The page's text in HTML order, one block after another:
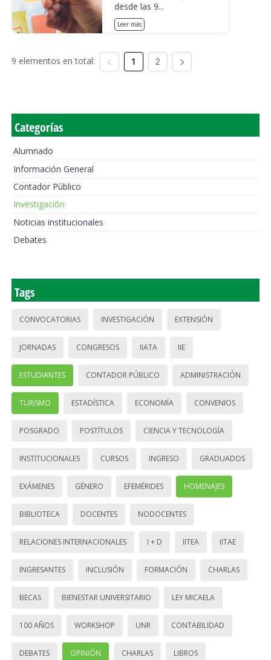
desde las 9...
Leer más
9 elementos en total: 1 2
Categorías
Alumnado
Información General
Contador Público
Investigación
Noticias institucionales
Debates
Tags
CONVOCATORIAS INVESTIGACIÓN EXTENSIÓN
JORNADAS CONGRESOS IIATA IIE
ESTUDIANTES CONTADOR PÚBLICO ADMINISTRACIÓN
TURISMO ESTADÍSTICA ECONOMÍA CONVENIOS
POSGRADO POSTÍTULOS CIENCIA Y TECNOLOGÍA
INSTITUCIONALES CURSOS INGRESO GRADUADOS
EXÁMENES GÉNERO EFEMÉRIDES HOMENAJES
BIBLIOTECA DOCENTES NODOCENTES
RELACIONES INTERNACIONALES I + D IITEA IITAE
INGRESANTES INCLUSIÓN FORMACIÓN CHARLAS
BECAS BIENESTAR UNIVERSITARIO LEY MICAELA
100 AÑOS WORKSHOP UNR CONTABILIDAD
DEBATES OPINIÓN CHARLAS LIBROS